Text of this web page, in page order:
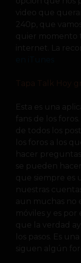
video que
240p, que
quier momento
internet. La
Tapa Talk Hoy
Esta es una
fans de los
de todos los
los foros a los
hacer
se pueden
que siempre es
nuestras
aun muchas no
móviles y es por
que la verdad
los pasos. Es
siguen algún